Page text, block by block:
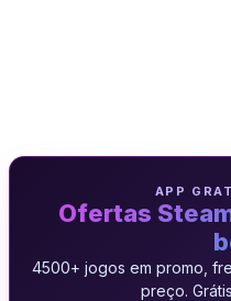
APP
Ofertas
4500+ jogos em promo,
preço.